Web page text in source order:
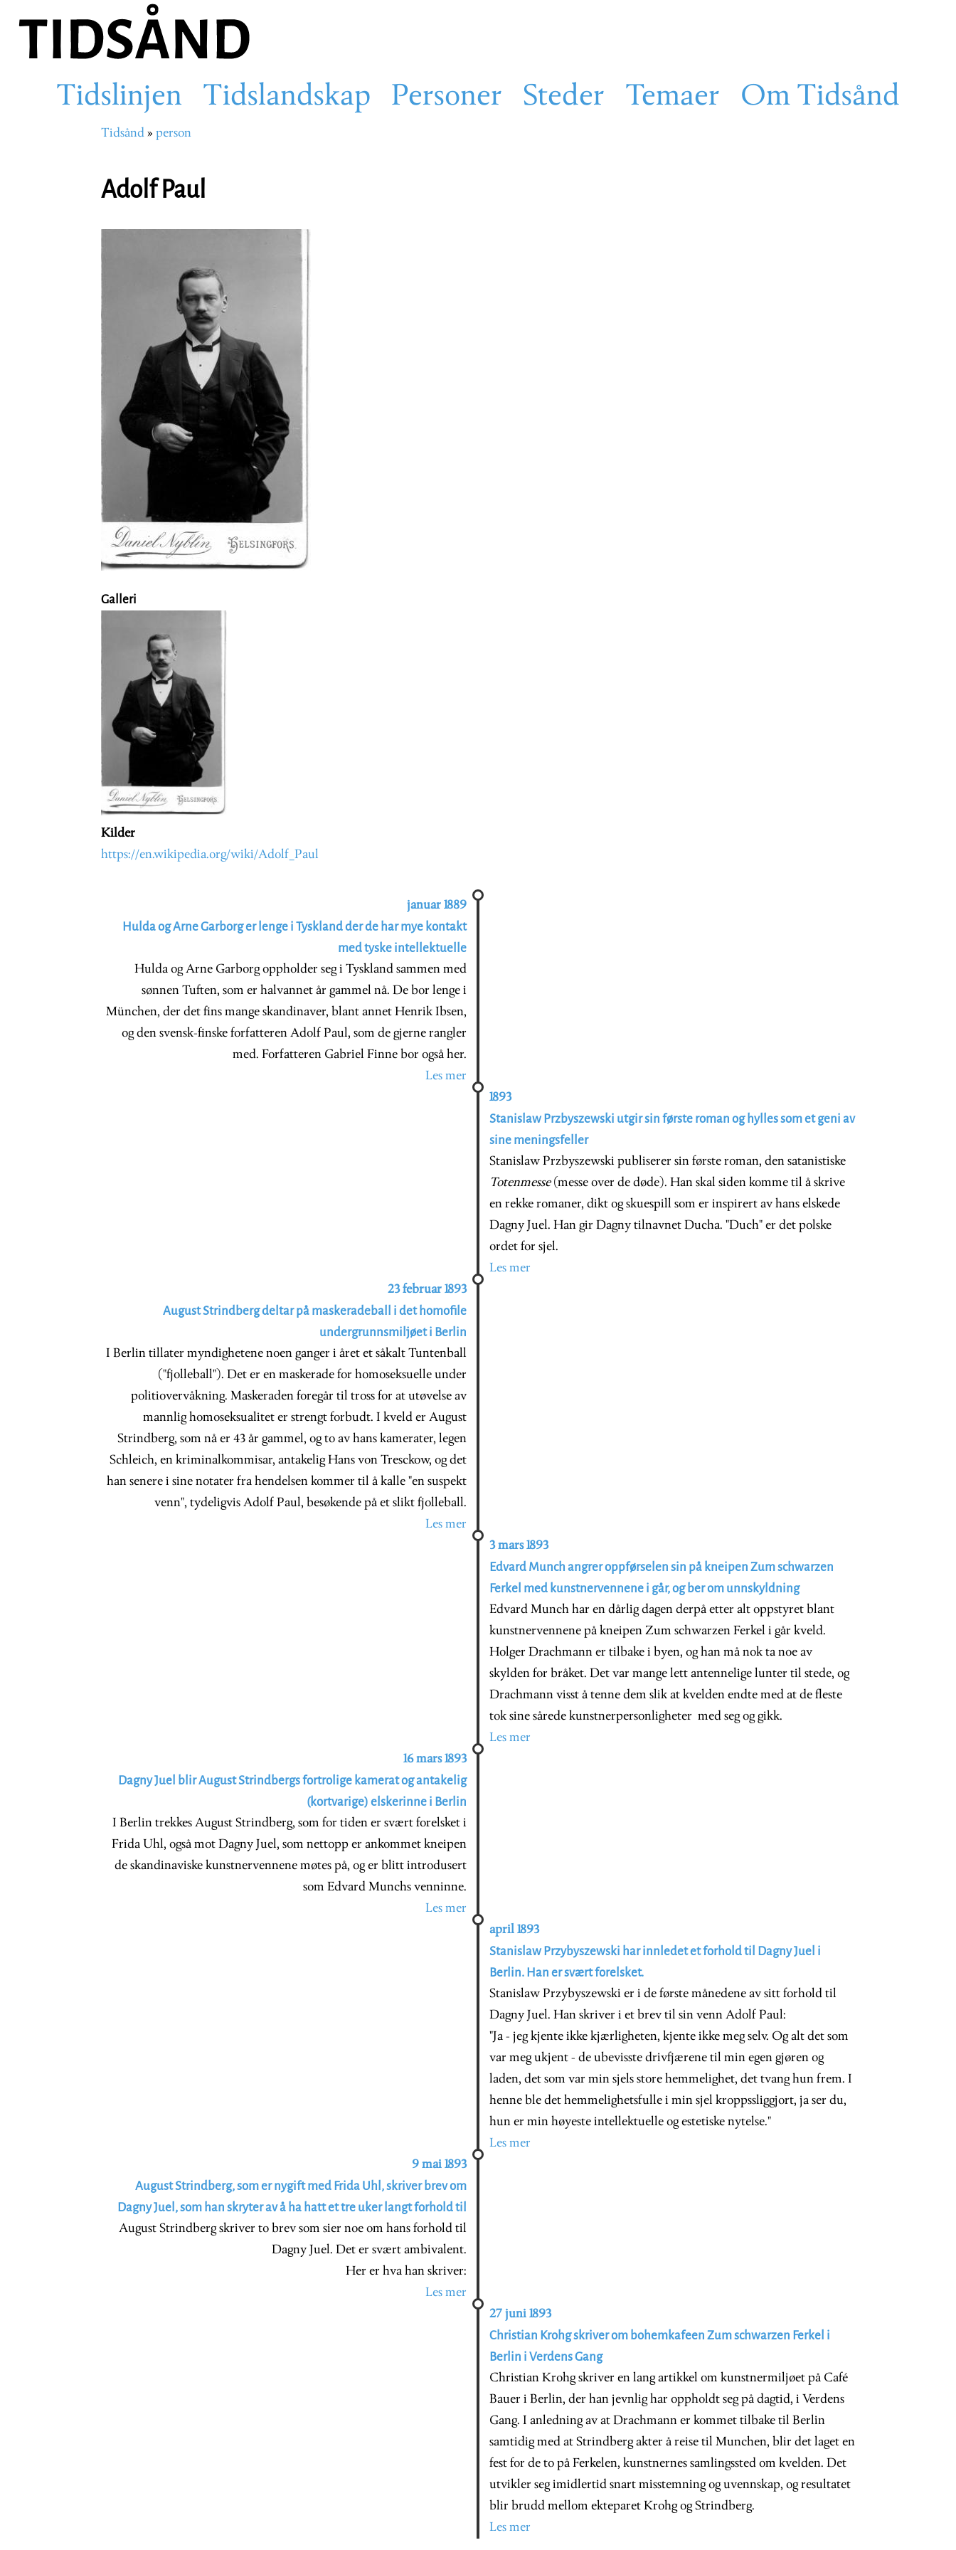
hovedinnhold
Main
navigation
Tidslinjen Tidslandskap Personer Steder Temaer Om Tidsånd
Navigasjonssti
Tidsånd person
Adolf Paul
Galleri
Kilder
https://en.wikipedia.org/wiki/Adolf_Paul
januar 1889
Hulda og Arne Garborg er lenge i Tyskland der de har mye kontakt
med tyske intellektuelle
Hulda og Arne Garborg oppholder seg i Tyskland sammen med
sønnen Tuften, som er halvannet år gammel nå. De bor lenge i
München, der det fins mange skandinaver, blant annet Henrik Ibsen,
og den svensk-finske forfatteren Adolf Paul, som de gjerne rangler
med. Forfatteren Gabriel Finne bor også her.
Les mer
1893
Stanislaw Przbyszewski utgir sin første roman og hylles som et geni av
sine meningsfeller
Stanislaw Przbyszewski publiserer sin første roman, den satanistiske
Totenmesse(messe over de døde). Han skal siden komme til å skrive
en rekke romaner, dikt og skuespill som er inspirert av hans elskede
Dagny Juel. Han gir Dagny tilnavnet Ducha. "Duch" er det polske
ordet for sjel.
Les mer
23 februar 1893
August Strindberg deltar på maskeradeball i det homofile
undergrunnsmiljøet i Berlin
I Berlin tillater myndighetene noen ganger i året et såkalt Tuntenball
("fjolleball"). Det er en maskerade for homoseksuelle under
politiovervåkning. Maskeraden foregår til tross for at utøvelse av
mannlig homoseksualitet er strengt forbudt. I kveld er August
Strindberg, som nå er 43 år gammel, og to av hans kamerater, legen
Schleich, en kriminalkommisar, antakelig Hans von Tresckow, og det
han senere i sine notater fra hendelsen kommer til å kalle "en suspekt
venn", tydeligvis Adolf Paul, besøkende på et slikt fjolleball.
Les mer
3 mars 1893
Edvard Munch angrer oppførselen sin på kneipen Zum schwarzen
Ferkel med kunstnervennene i går, og ber om unnskyldning
Edvard Munch har en dårlig dagen derpå etter alt oppstyret blant
kunstnervennene på kneipen Zum schwarzen Ferkel i går kveld.
Holger Drachmann er tilbake i byen, og han må nok ta noe av
skylden for bråket. Det var mange lett antennelige lunter til stede, og
Drachmann visst å tenne dem slik at kvelden endte med at de fleste
tok sine sårede kunstnerpersonligheter med seg og gikk.
Les mer
16 mars 1893
Dagny Juel blir August Strindbergs fortrolige kamerat og antakelig
(kortvarige) elskerinne i Berlin
I Berlin trekkes August Strindberg, som for tiden er svært forelsket i
Frida Uhl, også mot Dagny Juel, som nettopp er ankommet kneipen
de skandinaviske kunstnervennene møtes på, og er blitt introdusert
som Edvard Munchs venninne.
Les mer
april 1893
Stanislaw Przybyszewski har innledet et forhold til Dagny Juel i
Berlin. Han er svært forelsket.
Stanislaw Przybyszewski er i de første månedene av sitt forhold til
Dagny Juel. Han skriver i et brev til sin venn Adolf Paul:
"Ja - jeg kjente ikke kjærligheten, kjente ikke meg selv. Og alt det som
var meg ukjent - de ubevisste drivfjærene til min egen gjøren og
laden, det som var min sjels store hemmelighet, det tvang hun frem. I
henne ble det hemmelighetsfulle i min sjel kroppssliggjort, ja ser du,
hun er min høyeste intellektuelle og estetiske nytelse."
Les mer
9 mai 1893
August Strindberg, som er nygift med Frida Uhl, skriver brev om
Dagny Juel, som han skryter av å ha hatt et tre uker langt forhold til
August Strindberg skriver to brev som sier noe om hans forhold til
Dagny Juel. Det er svært ambivalent.
Her er hva han skriver:
Les mer
27 juni 1893
Christian Krohg skriver om bohemkafeen Zum schwarzen Ferkel i
Berlin i Verdens Gang
Christian Krohg skriver en lang artikkel om kunstnermiljøet på Café
Bauer i Berlin, der han jevnlig har oppholdt seg på dagtid, i Verdens
Gang. I anledning av at Drachmann er kommet tilbake til Berlin
samtidig med at Strindberg akter å reise til Munchen, blir det laget en
fest for de to på Ferkelen, kunstnernes samlingssted om kvelden. Det
utvikler seg imidlertid snart misstemning og uvennskap, og resultatet
blir brudd mellom ekteparet Krohg og Strindberg.
Les mer